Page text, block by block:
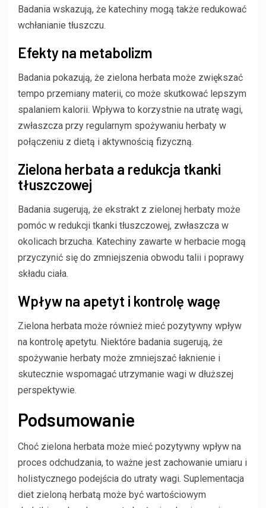
Badania wskazują, że katechiny mogą także redukować
wchłanianie tłuszczu.
Efekty na metabolizm
Badania pokazują, że zielona herbata może zwiększać
tempo przemiany materii, co może skutkować lepszym
spalaniem kalorii. Wpływa to korzystnie na utratę wagi,
zwłaszcza przy regularnym spożywaniu herbaty w
połączeniu z dietą i aktywnością fizyczną.
Zielona herbata a redukcja tkanki
tłuszczowej
Badania sugerują, że ekstrakt z zielonej herbaty może
pomóc w redukcji tkanki tłuszczowej, zwłaszcza w
okolicach brzucha. Katechiny zawarte w herbacie mogą
przyczynić się do zmniejszenia obwodu talii i poprawy
składu ciała.
Wpływ na apetyt i kontrolę wagę
Zielona herbata może również mieć pozytywny wpływ
na kontrolę apetytu. Niektóre badania sugerują, że
spożywanie herbaty może zmniejszać łaknienie i
skutecznie wspomagać utrzymanie wagi w dłuższej
perspektywie.
Podsumowanie
Choć zielona herbata może mieć pozytywny wpływ na
proces odchudzania, to ważne jest zachowanie umiaru i
holistycznego podejścia do utraty wagi. Suplementacja
diet zieloną herbatą może być wartościowym